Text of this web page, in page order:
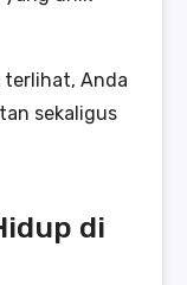
terlihat, Anda
sekaligus
di